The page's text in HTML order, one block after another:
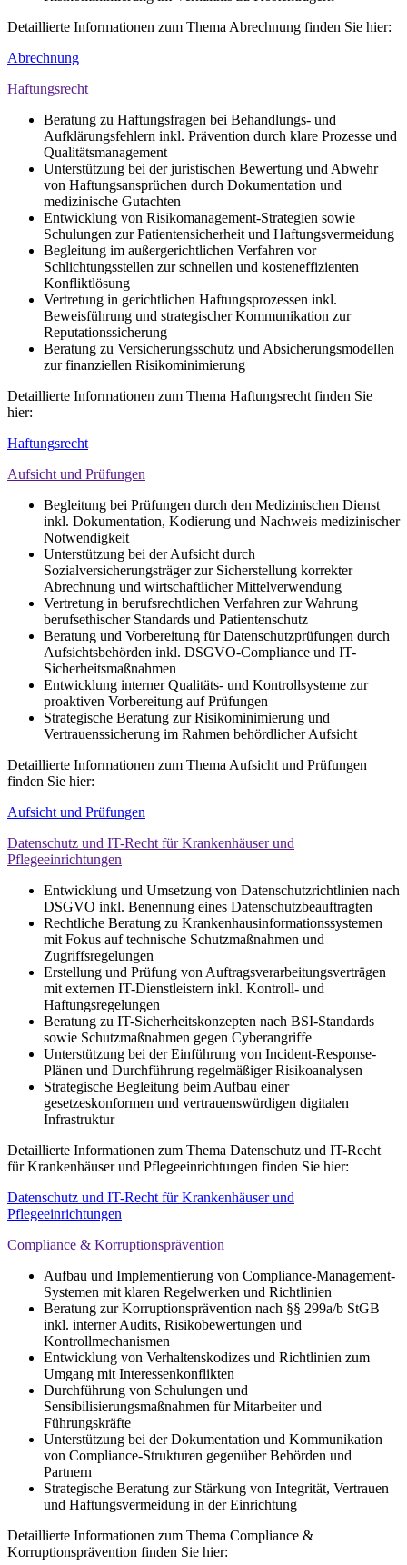
Detaillierte Informationen zum Thema Abrechnung finden Sie hier:
Abrechnung
Haftungsrecht
Beratung zu Haftungsfragen bei Behandlungs- und
Aufklärungsfehlern inkl. Prävention durch klare Prozesse und
Qualitätsmanagement
Unterstützung bei der juristischen Bewertung und Abwehr
von Haftungsansprüchen durch Dokumentation und
medizinische Gutachten
Entwicklung von Risikomanagement-Strategien sowie
Schulungen zur Patientensicherheit und Haftungsvermeidung
Begleitung im außergerichtlichen Verfahren vor
Schlichtungsstellen zur schnellen und kosteneffizienten
Konfliktlösung
Vertretung in gerichtlichen Haftungsprozessen inkl.
Beweisführung und strategischer Kommunikation zur
Reputationssicherung
Beratung zu Versicherungsschutz und Absicherungsmodellen
zur finanziellen Risikominimierung
Detaillierte Informationen zum Thema Haftungsrecht finden Sie
hier:
Haftungsrecht
Aufsicht und Prüfungen
Begleitung bei Prüfungen durch den Medizinischen Dienst
inkl. Dokumentation, Kodierung und Nachweis medizinischer
Notwendigkeit
Unterstützung bei der Aufsicht durch
Sozialversicherungsträger zur Sicherstellung korrekter
Abrechnung und wirtschaftlicher Mittelverwendung
Vertretung in berufsrechtlichen Verfahren zur Wahrung
berufsethischer Standards und Patientenschutz
Beratung und Vorbereitung für Datenschutzprüfungen durch
Aufsichtsbehörden inkl. DSGVO-Compliance und IT-
Sicherheitsmaßnahmen
Entwicklung interner Qualitäts- und Kontrollsysteme zur
proaktiven Vorbereitung auf Prüfungen
Strategische Beratung zur Risikominimierung und
Vertrauenssicherung im Rahmen behördlicher Aufsicht
Detaillierte Informationen zum Thema Aufsicht und Prüfungen
finden Sie hier:
Aufsicht und Prüfungen
Datenschutz und IT-Recht für Krankenhäuser und
Pflegeeinrichtungen
Entwicklung und Umsetzung von Datenschutzrichtlinien nach
DSGVO inkl. Benennung eines Datenschutzbeauftragten
Rechtliche Beratung zu Krankenhausinformationssystemen
mit Fokus auf technische Schutzmaßnahmen und
Zugriffsregelungen
Erstellung und Prüfung von Auftragsverarbeitungsverträgen
mit externen IT-Dienstleistern inkl. Kontroll- und
Haftungsregelungen
Beratung zu IT-Sicherheitskonzepten nach BSI-Standards
sowie Schutzmaßnahmen gegen Cyberangriffe
Unterstützung bei der Einführung von Incident-Response-
Plänen und Durchführung regelmäßiger Risikoanalysen
Strategische Begleitung beim Aufbau einer
gesetzeskonformen und vertrauenswürdigen digitalen
Infrastruktur
Detaillierte Informationen zum Thema Datenschutz und IT-Recht
für Krankenhäuser und Pflegeeinrichtungen finden Sie hier:
Datenschutz und IT-Recht für Krankenhäuser und
Pflegeeinrichtungen
Compliance & Korruptionsprävention
Aufbau und Implementierung von Compliance-Management-
Systemen mit klaren Regelwerken und Richtlinien
Beratung zur Korruptionsprävention nach §§ 299a/b StGB
inkl. interner Audits, Risikobewertungen und
Kontrollmechanismen
Entwicklung von Verhaltenskodizes und Richtlinien zum
Umgang mit Interessenkonflikten
Durchführung von Schulungen und
Sensibilisierungsmaßnahmen für Mitarbeiter und
Führungskräfte
Unterstützung bei der Dokumentation und Kommunikation
von Compliance-Strukturen gegenüber Behörden und
Partnern
Strategische Beratung zur Stärkung von Integrität, Vertrauen
und Haftungsvermeidung in der Einrichtung
Detaillierte Informationen zum Thema Compliance &
Korruptionsprävention finden Sie hier: